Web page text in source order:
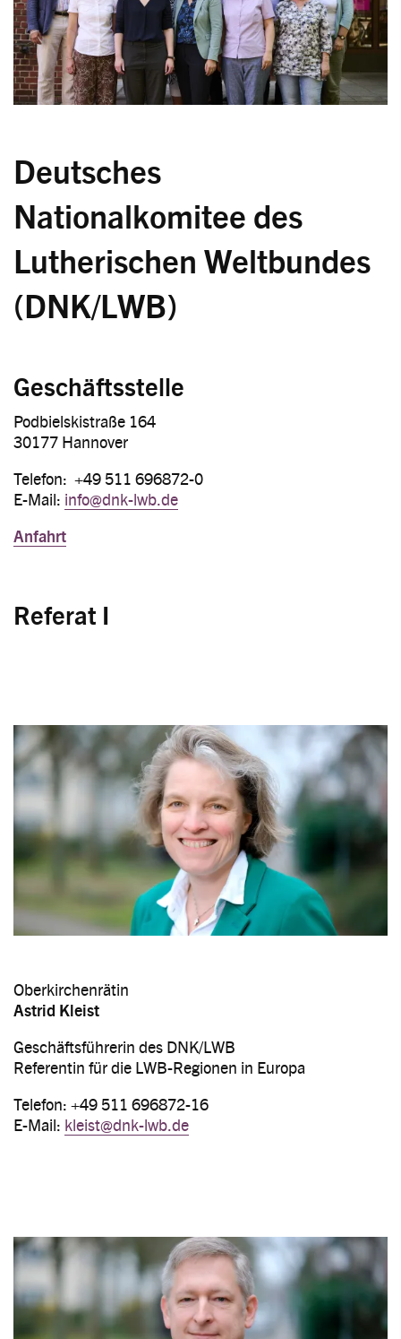
Deutsches
Nationalkomitee des
Lutherischen Weltbundes
(DNK/LWB)
Geschäftsstelle
Podbielskistraße 164
30177 Hannover
Telefon: +49 511 696872-0
E-Mail: info@dnk-lwb.de
Anfahrt
Referat I
Image
Oberkirchenrätin
Astrid Kleist
Geschäftsführerin des DNK/LWB
Referentin für die LWB-Regionen in Europa
Telefon: +49 511 696872-16
E-Mail: kleist@dnk-lwb.de
Image